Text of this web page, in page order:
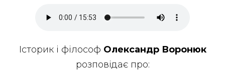
Історик і філософ Олександр Воронюк
розповідає про: